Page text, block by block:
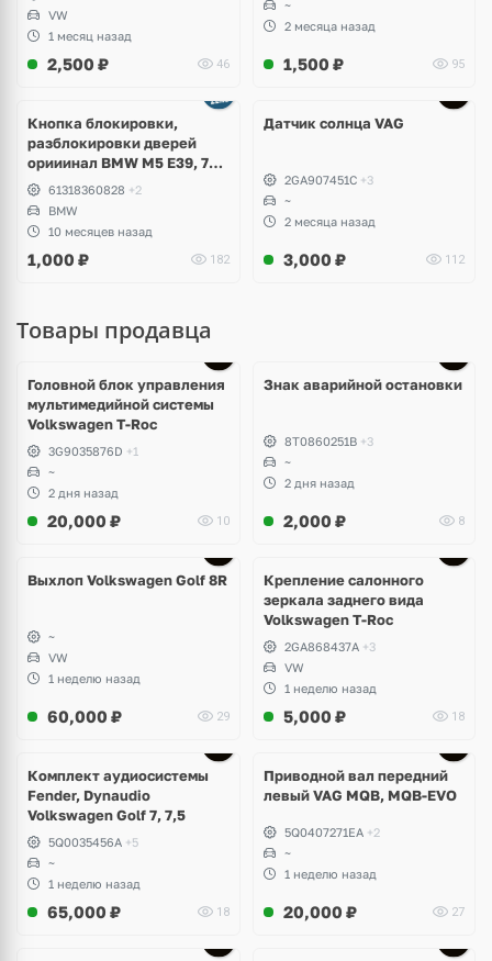
VW
1 месяц назад
2,500 ₽ 46
~
2 месяца назад
1,500 ₽ 95
Кнопка блокировки,
разблокировки дверей
орииинал BMW M5 E39, 7
E3861318360828 +2
BMW
10 месяцев назад
1,000 ₽ 182
Датчик солнца VAG
2GA907451C +3
~
2 месяца назад
3,000 ₽ 112
Товары продавца
Головной блок управления
мультимедийной системы
Volkswagen T-Roc
3G9035876D +1
~
2 дня назад
20,000 ₽ 10
Знак аварийной остановки
8T0860251B +3
~
2 дня назад
2,000 ₽ 8
Выхлоп Volkswagen Golf 8R
~
VW
1 неделю назад
60,000 ₽ 29
Крепление салонного
зеркала заднего вида
Volkswagen T-Roc
2GA868437A +3
VW
1 неделю назад
5,000 ₽ 18
Комплект аудиосистемы
Fender, Dynaudio
Volkswagen Golf 7, 7,5
5Q0035456A +5
~
1 неделю назад
65,000 ₽ 18
Приводной вал передний
левый VAG MQB, MQB-EVO
5Q0407271EA +2
~
1 неделю назад
20,000 ₽ 27